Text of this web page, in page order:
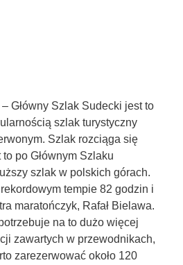
Główny Szlak Sudecki jest to
szlak turystyczny
Szlak rozciąga się
po Głównym Szlaku
szlak w polskich górach.
tempie 82 godzin i
maratończyk, Rafał Bielawa.
na to dużo więcej
zawartych w przewodnikach,
zarezerwować około 120